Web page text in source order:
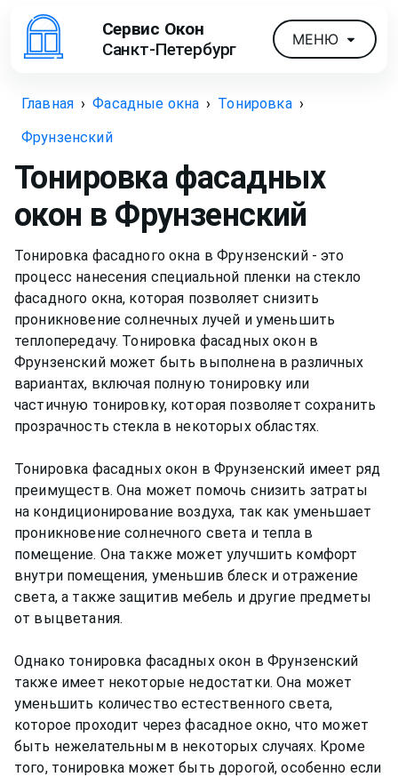
Сервис Окон
Санкт-Петербург
МЕНЮ
Главная › Фасадные окна › Тонировка ›
Фрунзенский
Тонировка фасадных
окон в Фрунзенский
Тонировка фасадного окна в Фрунзенский - это
процесс нанесения специальной пленки на стекло
фасадного окна, которая позволяет снизить
проникновение солнечных лучей и уменьшить
теплопередачу. Тонировка фасадных окон в
Фрунзенский может быть выполнена в различных
вариантах, включая полную тонировку или
частичную тонировку, которая позволяет сохранить
прозрачность стекла в некоторых областях.
Тонировка фасадных окон в Фрунзенский имеет ряд
преимуществ. Она может помочь снизить затраты
на кондиционирование воздуха, так как уменьшает
проникновение солнечного света и тепла в
помещение. Она также может улучшить комфорт
внутри помещения, уменьшив блеск и отражение
света, а также защитив мебель и другие предметы
от выцветания.
Однако тонировка фасадных окон в Фрунзенский
также имеет некоторые недостатки. Она может
уменьшить количество естественного света,
которое проходит через фасадное окно, что может
быть нежелательным в некоторых случаях. Кроме
того, тонировка может быть дорогой, особенно если